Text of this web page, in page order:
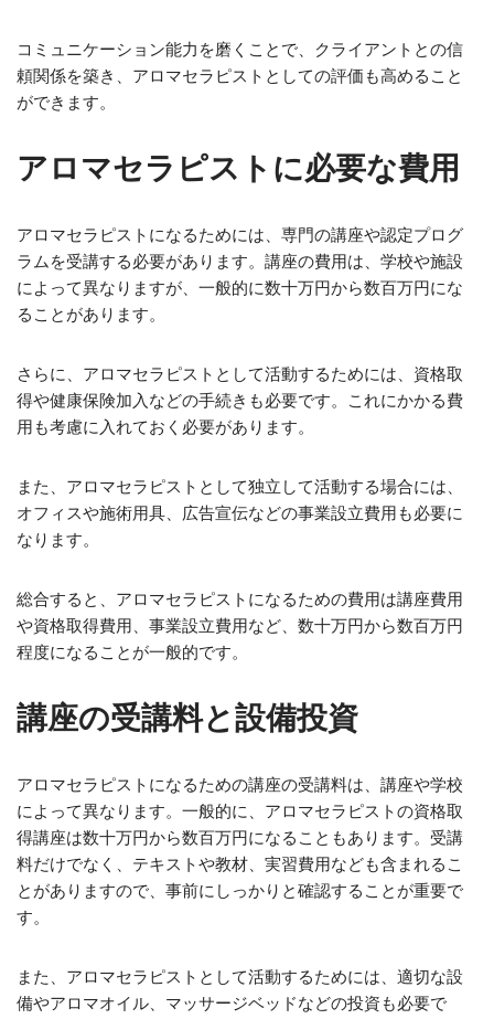
コミュニケーション能力を磨くことで、クライアントとの信
頼関係を築き、アロマセラピストとしての評価も高めること
ができます。
アロマセラピストに必要な費用
アロマセラピストになるためには、専門の講座や認定プログ
ラムを受講する必要があります。講座の費用は、学校や施設
によって異なりますが、一般的に数十万円から数百万円にな
ることがあります。
さらに、アロマセラピストとして活動するためには、資格取
得や健康保険加入などの手続きも必要です。これにかかる費
用も考慮に入れておく必要があります。
また、アロマセラピストとして独立して活動する場合には、
オフィスや施術用具、広告宣伝などの事業設立費用も必要に
なります。
総合すると、アロマセラピストになるための費用は講座費用
や資格取得費用、事業設立費用など、数十万円から数百万円
程度になることが一般的です。
講座の受講料と設備投資
アロマセラピストになるための講座の受講料は、講座や学校
によって異なります。一般的に、アロマセラピストの資格取
得講座は数十万円から数百万円になることもあります。受講
料だけでなく、テキストや教材、実習費用なども含まれるこ
とがありますので、事前にしっかりと確認することが重要で
す。
また、アロマセラピストとして活動するためには、適切な設
備やアロマオイル、マッサージベッドなどの投資も必要で